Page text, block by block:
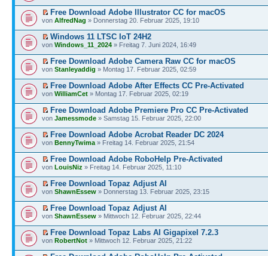
Free Download Adobe Illustrator CC for macOS
von AlfredNag » Donnerstag 20. Februar 2025, 19:10
Windows 11 LTSC IoT 24H2
von Windows_11_2024 » Freitag 7. Juni 2024, 16:49
Free Download Adobe Camera Raw CC for macOS
von Stanleyaddig » Montag 17. Februar 2025, 02:59
Free Download Adobe After Effects CC Pre-Activated
von WilliamCet » Montag 17. Februar 2025, 02:19
Free Download Adobe Premiere Pro CC Pre-Activated
von Jamessmode » Samstag 15. Februar 2025, 22:00
Free Download Adobe Acrobat Reader DC 2024
von BennyTwima » Freitag 14. Februar 2025, 21:54
Free Download Adobe RoboHelp Pre-Activated
von LouisNiz » Freitag 14. Februar 2025, 11:10
Free Download Topaz Adjust AI
von ShawnEssew » Donnerstag 13. Februar 2025, 23:15
Free Download Topaz Adjust AI
von ShawnEssew » Mittwoch 12. Februar 2025, 22:44
Free Download Topaz Labs AI Gigapixel 7.2.3
von RobertNot » Mittwoch 12. Februar 2025, 21:22